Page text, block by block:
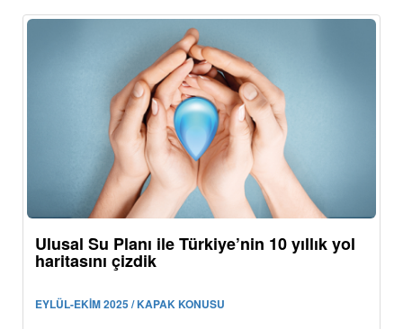
Ulusal Su Planı ile Türkiye’nin 10 yıllık yol
haritasını çizdik
EYLÜL-EKİM 2025 / KAPAK KONUSU